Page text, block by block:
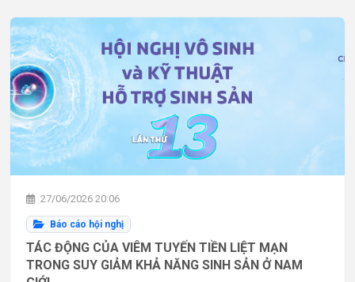
27/06/2026 20:06
Báo cáo hội nghị
TÁC ĐỘNG CỦA VIÊM TUYẾN TIỀN LIỆT MẠN
TRONG SUY GIẢM KHẢ NĂNG SINH SẢN Ở NAM